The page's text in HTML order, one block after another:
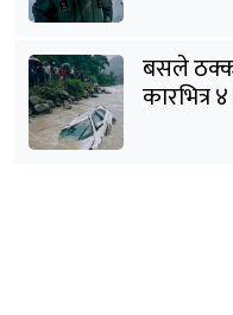
बसले
कारभित्र